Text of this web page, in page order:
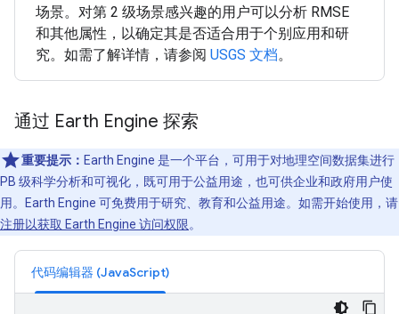
场景。对第 2 级场景感兴趣的用户可以分析 RMSE
和其他属性，以确定其是否适合用于个别应用和研
究。如需了解详情，请参阅 USGS 文档。
通过 Earth Engine 探索
重要提示： Earth Engine 是一个平台，可用于对地理空间数据集进行
PB 级科学分析和可视化，既可用于公益用途，也可供企业和政府用户使
用。Earth Engine 可免费用于研究、教育和公益用途。如需开始使用，请
注册以获取 Earth Engine 访问权限。
代码编辑器 (JavaScript)